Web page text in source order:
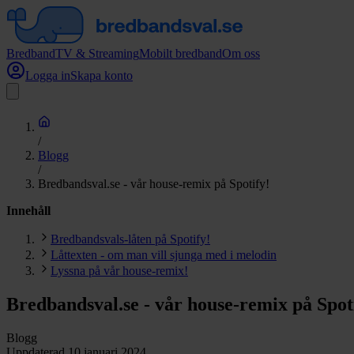
BredbandTV & StreamingMobilt bredbandOm oss
Logga inSkapa konto
/
Blogg
/
Bredbandsval.se - vår house-remix på Spotify!
Innehåll
Bredbandsvals-låten på Spotify!
Låttexten - om man vill sjunga med i melodin
Lyssna på vår house-remix!
Bredbandsval.se - vår house-remix på
Blogg